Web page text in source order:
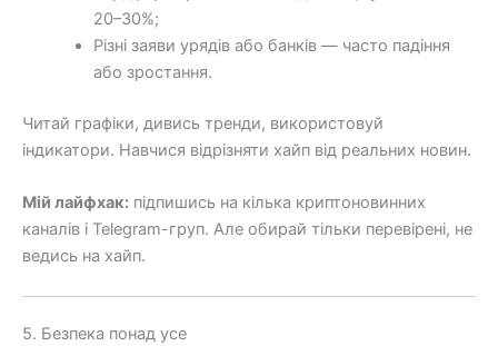
20–30%;
Різні заяви урядів або банків — часто падіння
або зростання.
Читай графіки, дивись тренди, використовуй
індикатори. Навчися відрізняти хайп від реальних новин.
Мій лайфхак: підпишись на кілька криптоновинних
каналів і Telegram-груп. Але обирай тільки перевірені, не
ведись на хайп.
5. Безпека понад усе